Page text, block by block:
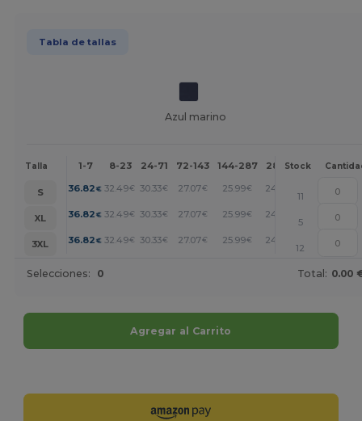
Tabla de tallas
Azul marino
Talla 1-7 8-23 24-71 72-143 144-287 288 + Más
Stock
S 36.82 € 32.49€ 30.33€ 27.07€ 25.99€ 24.91
11
XL
36.82 € 32.49€ 30.33€ 27.07€ 25.99€ 24.91
5
3XL
36.82 € 32.49€ 30.33€ 27.07€ 25.99€ 24.91
12
Selecciones: 0 Total: 0.00
Agregar al Carrito